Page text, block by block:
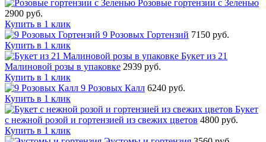
Розовые гортензии с Зеленью
2900 руб.
Купить в 1 клик
9 Розовых Гортензий 7150 руб.
Купить в 1 клик
Букет из 21
Малиновой розы в упаковке 2939 руб.
Купить в 1 клик
9 Розовых Калл 6240 руб.
Купить в 1 клик
Букет
с нежной розой и гортензией из свежих цветов 4800 руб.
Купить в 1 клик